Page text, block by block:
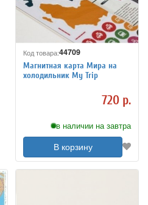
Код товара:44709
Магнитная карта Мира на
холодильник My Trip
720 р.
в наличии на завтра
В корзину